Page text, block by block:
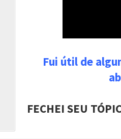
Fui útil de
FECHEI SEU